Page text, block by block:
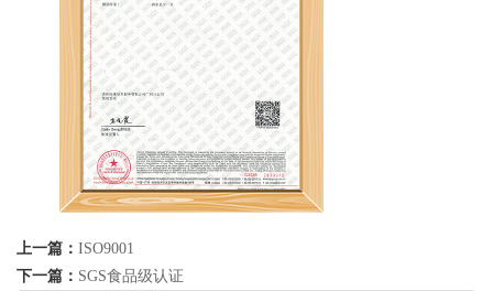
上一篇： ISO9001
下一篇： SGS食品级认证